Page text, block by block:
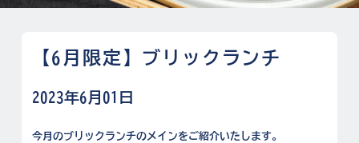
【6月限定】ブリックランチ
2023年6月01日
今月のブリックランチのメインをご紹介いたします。